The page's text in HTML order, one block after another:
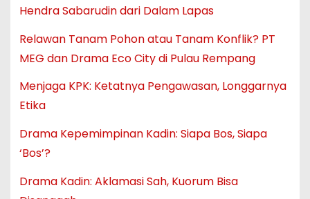
Hendra Sabarudin dari Dalam Lapas
Relawan Tanam Pohon atau Tanam Konflik? PT
MEG dan Drama Eco City di Pulau Rempang
Menjaga KPK: Ketatnya Pengawasan, Longgarnya
Etika
Drama Kepemimpinan Kadin: Siapa Bos, Siapa
‘Bos’?
Drama Kadin: Aklamasi Sah, Kuorum Bisa